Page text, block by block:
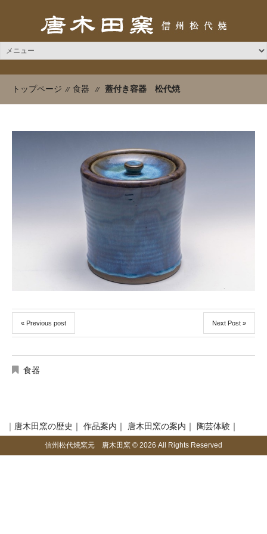
トップページ 食器 蓋付き容器 松代焼
« Previous post Next Post »
食器
｜ 唐木田窯の歴史｜ 作品案内｜ 唐木田窯の案内｜ 陶芸体験｜
信州松代焼窯元 唐木田窯 © 2026 All Rights Reserved